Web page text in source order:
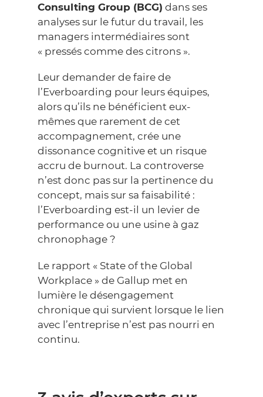
Consulting Group (BCG) dans ses
analyses sur le futur du travail, les
managers intermédiaires sont
« pressés comme des citrons ».
Leur demander de faire de
l’Everboarding pour leurs équipes,
alors qu’ils ne bénéficient eux-
mêmes que rarement de cet
accompagnement, crée une
dissonance cognitive et un risque
accru de burnout. La controverse
n’est donc pas sur la pertinence du
concept, mais sur sa faisabilité :
l’Everboarding est-il un levier de
performance ou une usine à gaz
chronophage ?
Le rapport « State of the Global
Workplace » de Gallup met en
lumière le désengagement
chronique qui survient lorsque le lien
avec l’entreprise n’est pas nourri en
continu.